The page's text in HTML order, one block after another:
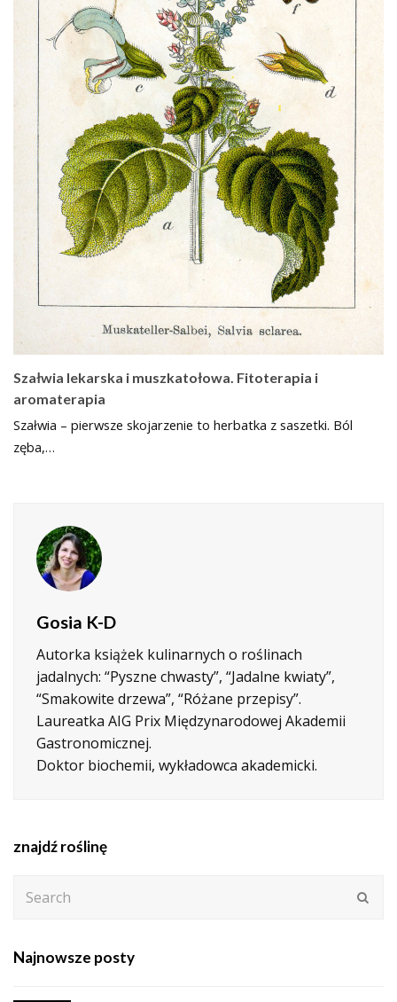
Szałwia lekarska i muszkatołowa. Fitoterapia i
aromaterapia
Szałwia – pierwsze skojarzenie to herbatka z saszetki. Ból
zęba,…
Gosia K-D
Autorka książek kulinarnych o roślinach
jadalnych: “Pyszne chwasty”, “Jadalne kwiaty”,
“Smakowite drzewa”, “Różane przepisy”.
Laureatka AIG Prix Międzynarodowej Akademii
Gastronomicznej.
Doktor biochemii, wykładowca akademicki.
znajdź roślinę
Najnowsze posty